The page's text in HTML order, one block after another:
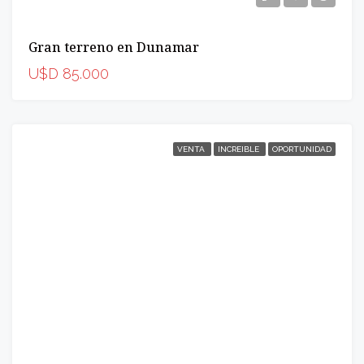
Gran terreno en Dunamar
U$D 85.000
VENTA INCREIBLE OPORTUNIDAD